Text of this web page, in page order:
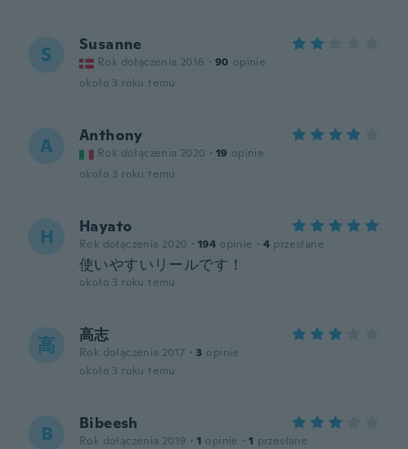
S Susanne
Rok dołączenia 2016 · 90 opinie
około 3 roku temu
A Anthony
Rok dołączenia 2020 · 19 opinie
około 3 roku temu
H Hayato
Rok dołączenia 2020 · 194 opinie · 4 przesłane
使いやすいリールです！
około 3 roku temu
高 高志
Rok dołączenia 2017 · 3 opinie
około 3 roku temu
B Bibeesh
Rok dołączenia 2019 · 1 opinie · 1 przesłane